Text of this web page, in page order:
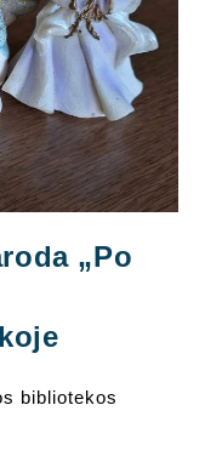
„Po
bibliotekos